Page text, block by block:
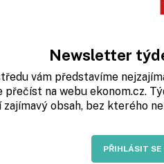
Newsletter
vám představíme
přečíst na webu ekonom.cz.
zajímavý obsah, bez kterého
PŘIHLÁSIT SE